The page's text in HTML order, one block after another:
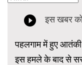
पहलगाम में हुए आतंकी
इस हमले के बाद से